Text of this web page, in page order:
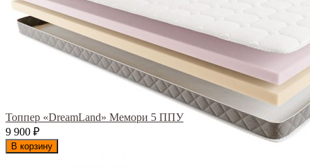
Топпер «DreamLand» Мемори 5 ППУ
9 900 ₽
В корзину